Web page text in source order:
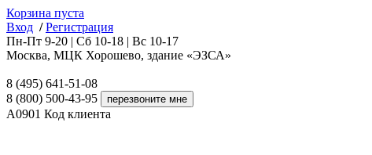
Корзина пуста
Вход / Регистрация
Пн-Пт 9-20 | Сб 10-18 | Вс 10-17
Москва, МЦК Хорошево, здание «ЭЗСА»
8 (495) 641-51-08
8 (800) 500-43-95
A0901 Код клиента